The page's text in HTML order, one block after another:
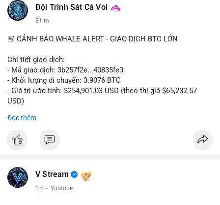
Đội Trinh Sát Cá Voi
31 m
🚨 CẢNH BÁO WHALE ALERT - GIAO DỊCH BTC LỚN
Chi tiết giao dịch:
- Mã giao dịch: 3b257f2e...40835fe3
- Khối lượng di chuyển: 3.9076 BTC
- Giá trị ước tính: $254,901.03 USD (theo thị giá $65,232.57
USD)
255 nghìn USD) được chuyển trong một giao dịch duy nhất cho
chuyển một phần nhỏ trong tổng thể nắm giữ (thường là ví lớn
hàng trăm BTC) phản ánh hành vi thăm dò thanh khoản hoặc
Đọc thêm
V Stream
1 h · Youtube